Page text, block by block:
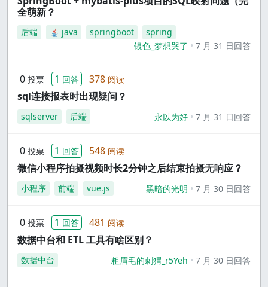
全萌新？
后端 java springboot
spring
银色_梦想哭了
7 月 31 日回答
0 投票 1 回答 378 阅读
sql连接报表时出现疑问？
sqlserver 后端 永以为好 7 月 31 日回答
0 投票 1 回答 548 阅读
微信小程序拍摄视频时长2分钟之后结束拍摄无响应？
小程序 前端 vue.js 黑暗的光明 7 月 30 日回答
0 投票 1 回答 481 阅读
数据中台和 ETL 工具有啥区别？
数据中台 粗眉毛的刺猬_r5Yeh 7 月 30 日回答